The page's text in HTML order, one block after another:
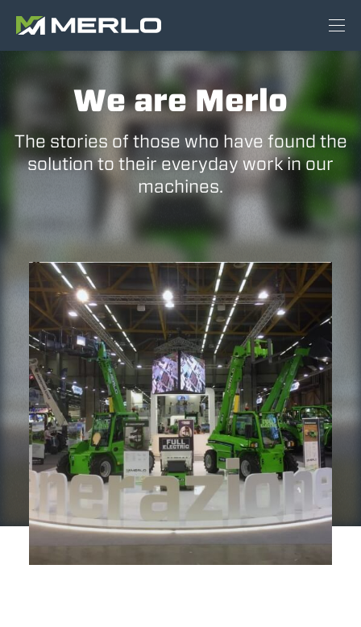
We are Merlo
The stories of those who have found the
solution to their everyday work in our
machines.